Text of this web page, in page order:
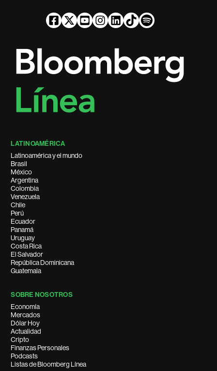
LATINOAMÉRICA
Latinoamérica y el mundo
Brasil
México
Argentina
Colombia
Venezuela
Chile
Perú
Ecuador
Panamá
Uruguay
Costa Rica
El Salvador
República Dominicana
Guatemala
SOBRE NOSOTROS
Economía
Mercados
Dólar Hoy
Actualidad
Cripto
Finanzas Personales
Podcasts
Listas de Bloomberg Línea